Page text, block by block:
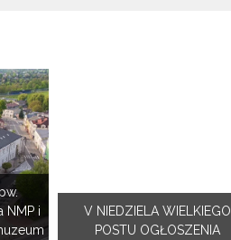
NMP i
V NIEDZIELA WIELKIEGO
POSTU OGŁOSZENIA